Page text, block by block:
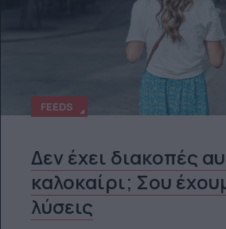
FEEDS
Δεν έχει διακοπές
καλοκαίρι; Σου
λύσεις